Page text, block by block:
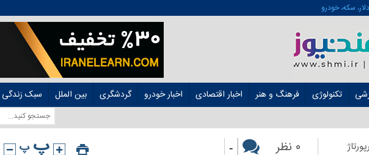
سکه، خودرو
تکنولوژی فرهنگ و هنر اخبار اقتصادی اخبار خودرو گردشگری بین الملل سبک زندگی
رپورتاژ 0 نظر -